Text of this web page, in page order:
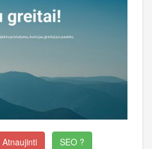
Atnaujinti SEO ?